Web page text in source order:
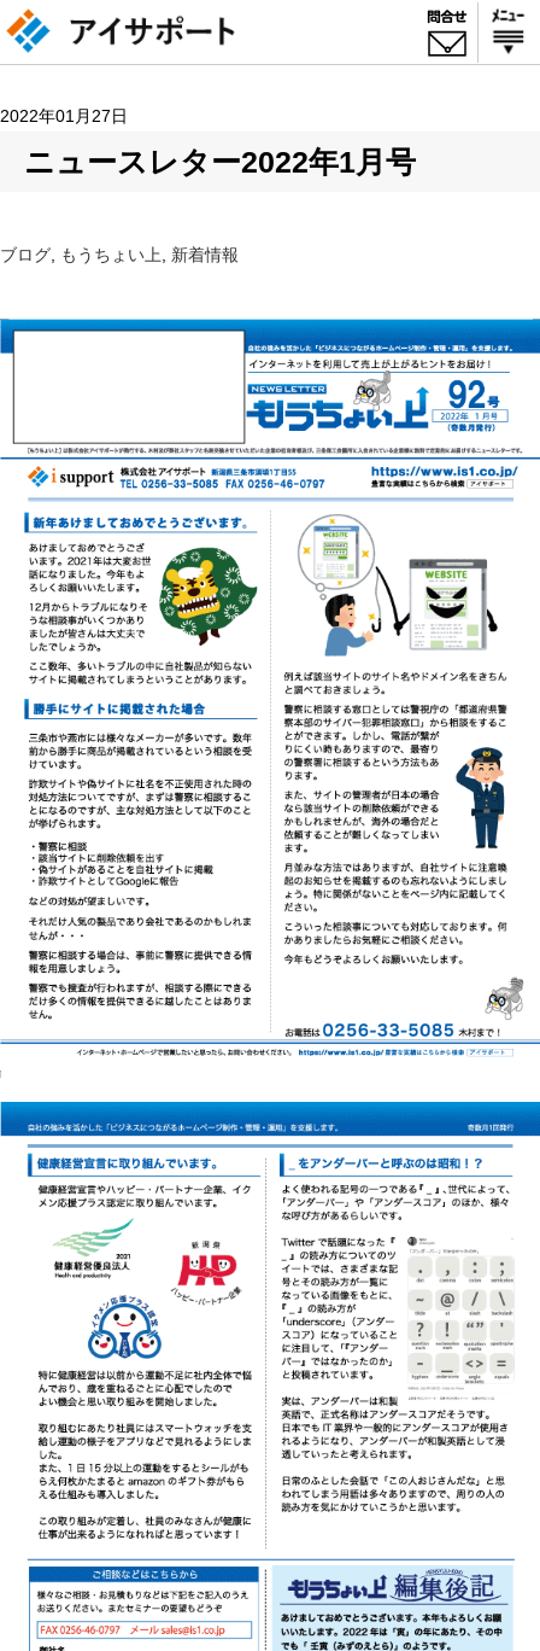
2022年01月27日
ニュースレター2022年1月号
ブログ もうちょい上 新着情報